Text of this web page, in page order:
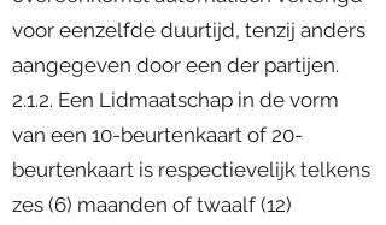
voor eenzelfde duurtijd, tenzij anders
aangegeven door een der partijen.
2.1.2. Een Lidmaatschap in de vorm
van een 10-beurtenkaart of 20-
beurtenkaart is respectievelijk telkens
zes (6) maanden of twaalf (12)